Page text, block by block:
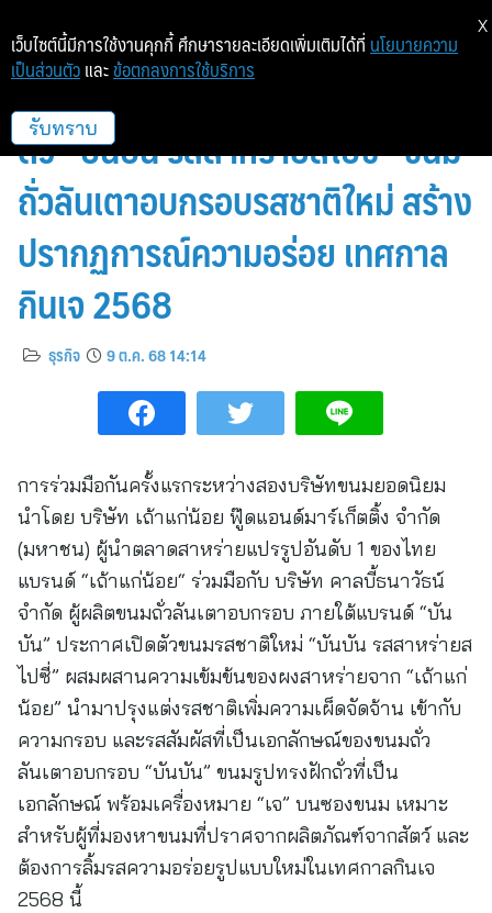
“เถ้าแก่น้อย” จับมือ “คาลบี้” เปิด
ตัว “บันบัน รสสาหร่ายสไปซี่” ขนม
ถั่วลันเตาอบกรอบรสชาติใหม่ สร้าง
ปรากฏการณ์ความอร่อย เทศกาล
กินเจ 2568
ธุรกิจ 9 ต.ค. 68 14:14
การร่วมมือกันครั้งแรกระหว่างสองบริษัทขนมยอดนิยม
นำโดย บริษัท เถ้าแก่น้อย ฟู๊ดแอนด์มาร์เก็ตติ้ง จำกัด
(มหาชน) ผู้นำตลาดสาหร่ายแปรรูปอันดับ 1 ของไทย
แบรนด์ “เถ้าแก่น้อย“ ร่วมมือกับ บริษัท คาลบี้ธนาวัธน์
จำกัด ผู้ผลิตขนมถั่วลันเตาอบกรอบ ภายใต้แบรนด์ “บัน
บัน” ประกาศเปิดตัวขนมรสชาติใหม่ “บันบัน รสสาหร่ายส
ไปซี่” ผสมผสานความเข้มข้นของผงสาหร่ายจาก “เถ้าแก่
น้อย” นำมาปรุงแต่งรสชาติเพิ่มความเผ็ดจัดจ้าน เข้ากับ
ความกรอบ และรสสัมผัสที่เป็นเอกลักษณ์ของขนมถั่ว
ลันเตาอบกรอบ “บันบัน” ขนมรูปทรงฝักถั่วที่เป็น
เอกลักษณ์ พร้อมเครื่องหมาย “เจ” บนซองขนม เหมาะ
สำหรับผู้ที่มองหาขนมที่ปราศจากผลิตภัณฑ์จากสัตว์ และ
ต้องการลิ้มรสความอร่อยรูปแบบใหม่ในเทศกาลกินเจ
2568 นี้
เว็บไซต์นี้มีการใช้งานคุกกี้ ศึกษารายละเอียดเพิ่มเติมได้ที่ นโยบายความ
เป็นส่วนตัว และ ข้อตกลงการใช้บริการ
รับทราบ
X